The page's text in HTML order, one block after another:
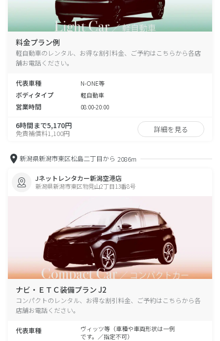
料金プラン例
軽自動車のレンタル、お得な割引料金、ご予約はこちらから各店
舗お電話ください。
代表車種 N-ONE等
ボディタイプ 軽自動車
営業時間 08:00-20:00
6時間まで5,170円
免責補償料1,100円 詳細を見る
新潟県新潟市東区松島二丁目から 2086m
Jネットレンタカー新潟空港店
新潟県新潟市東区物見山2丁目13番8号
ナビ・ＥＴＣ装備プラン J2
コンパクトのレンタル、お得な割引料金、ご予約はこちらから各
店舗お電話ください。
代表車種
ヴィッツ等（車種や車両形状は一例
です。／指定不可）